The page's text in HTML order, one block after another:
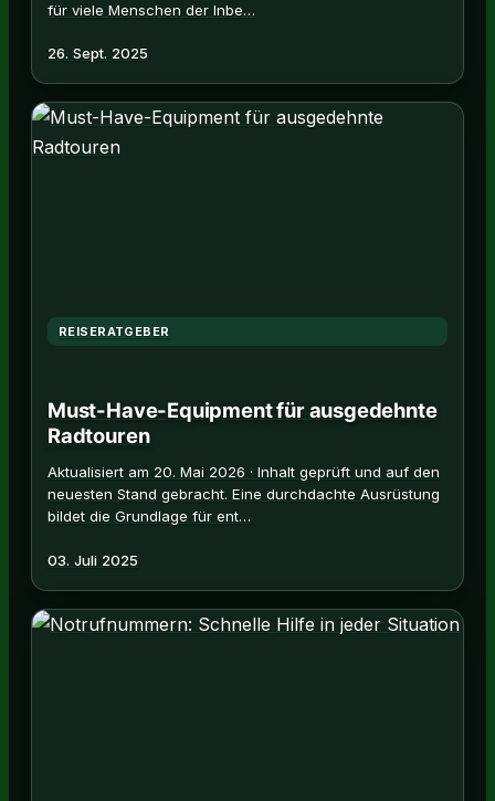
für viele Menschen der Inbe…
26. Sept. 2025
REISERATGEBER
Must-Have-Equipment für ausgedehnte
Radtouren
Aktualisiert am 20. Mai 2026 · Inhalt geprüft und auf den
neuesten Stand gebracht. Eine durchdachte Ausrüstung
bildet die Grundlage für ent…
03. Juli 2025